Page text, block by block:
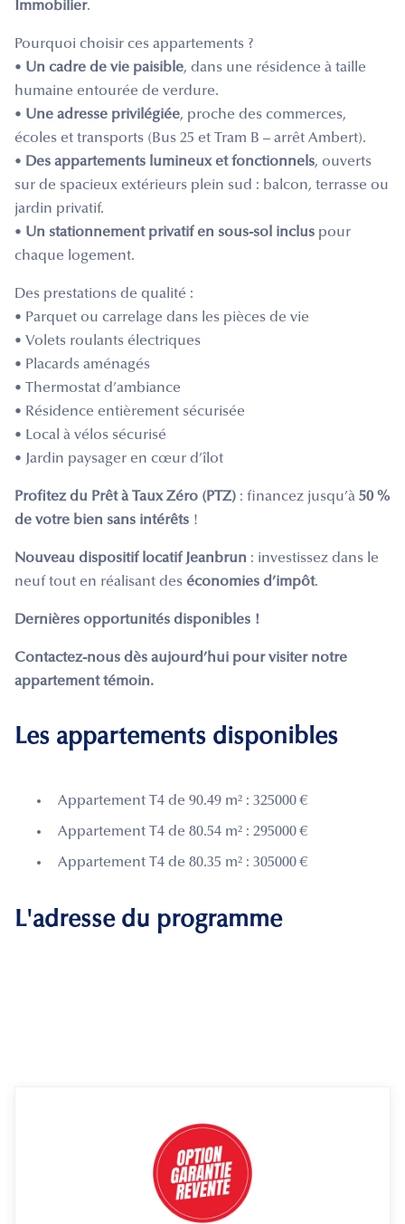
Immobilier.
Pourquoi choisir ces appartements ?
• Un cadre de vie paisible, dans une résidence à taille
humaine entourée de verdure.
• Une adresse privilégiée, proche des commerces,
écoles et transports (Bus 25 et Tram B – arrêt Ambert).
• Des appartements lumineux et fonctionnels, ouverts
sur de spacieux extérieurs plein sud : balcon, terrasse ou
jardin privatif.
• Un stationnement privatif en sous-sol inclus pour
chaque logement.
Des prestations de qualité :
• Parquet ou carrelage dans les pièces de vie
• Volets roulants électriques
• Placards aménagés
• Thermostat d’ambiance
• Résidence entièrement sécurisée
• Local à vélos sécurisé
• Jardin paysager en cœur d’îlot
Profitez du Prêt à Taux Zéro (PTZ) : financez jusqu’à 50 %
de votre bien sans intérêts !
Nouveau dispositif locatif Jeanbrun : investissez dans le
neuf tout en réalisant des économies d’impôt.
Dernières opportunités disponibles !
Contactez-nous dès aujourd’hui pour visiter notre
appartement témoin.
Les appartements disponibles
Appartement T4 de 90.49 m² : 325000 €
Appartement T4 de 80.54 m² : 295000 €
Appartement T4 de 80.35 m² : 305000 €
L'adresse du programme